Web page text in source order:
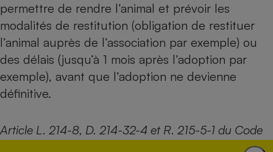
permettre de rendre l’animal et prévoir les
modalités de restitution (obligation de restituer
l’animal auprès de l’association par exemple) ou
des délais (jusqu’à 1 mois après l’adoption par
exemple), avant que l’adoption ne devienne
définitive.
Article L. 214-8, D. 214-32-4 et R. 215-5-1 du Code